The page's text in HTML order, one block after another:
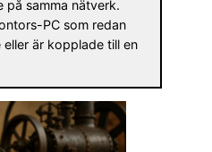
på samma nätverk.
PC som redan
är kopplade till en